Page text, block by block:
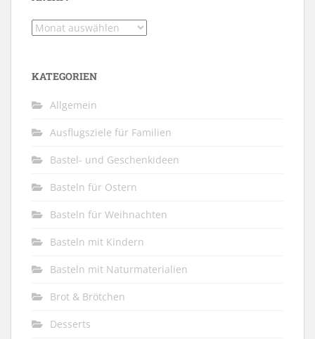
Archiv
KATEGORIEN
Allgemein
Ausflugsziele für Familien
Bastel- und Geschenkideen
Basteln für Ostern
Basteln für Weihnachten
Basteln mit Kindern
Basteln mit Naturmaterialien
Brot & Brötchen
Desserts